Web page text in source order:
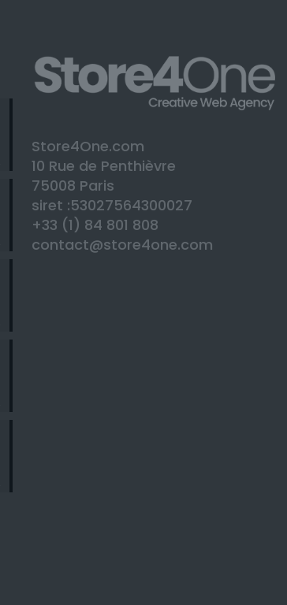
Store4One.com
10 Rue de Penthièvre
75008 Paris
siret :53027564300027
+33 (1) 84 801 808
contact@store4one.com